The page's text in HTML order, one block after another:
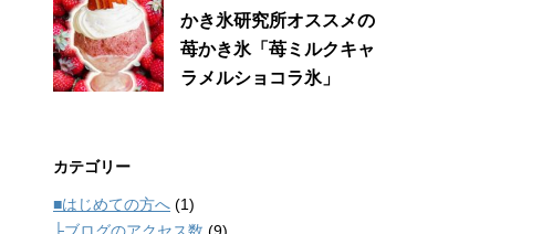
かき氷研究所オススメの
苺かき氷「苺ミルクキャ
ラメルショコラ氷」
カテゴリー
■はじめての方へ (1)
├ブログのアクセス数 (9)